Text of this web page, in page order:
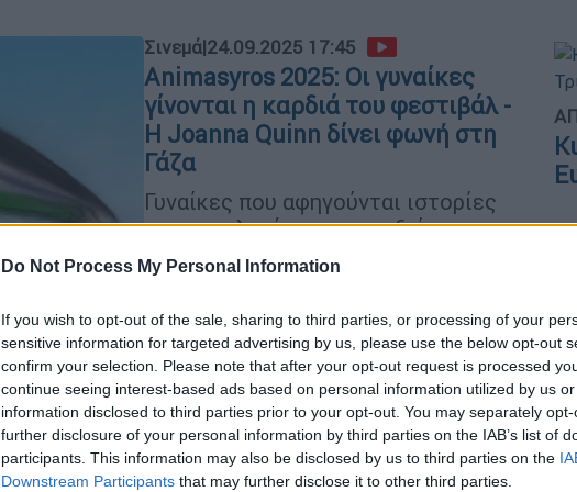
Do Not Process My Personal Information
If you wish to opt-out of the sale, sharing to third parties, or processing of your
sensitive information for targeted advertising by us, please use the below opt-out
confirm your selection. Please note that after your opt-out request is processed
continue seeing interest-based ads based on personal information utilized by us
information disclosed to third parties prior to your opt-out. You may separately
further disclosure of your personal information by third parties on the IAB’s list of
participants. This information may also be disclosed by us to third parties on the
Downstream Participants that may further disclose it to other third parties.
Σινεμά|24.09.2025 17:45
Animasyros 2025: Οι γυναίκες
γίνονται η καρδιά του φεστιβάλ -
Η Joanna Quinn δίνει φωνή στη
Γάζα
Γυναίκες που αφηγούνται ιστορίες
για τον πλανήτη, τη μοναξιά, τη
γυναικεία φύση και το μέλλον της
ανθρωπότητας βρίσκονται φέτος στο
κέντρο του Animasyros. Ένα
φεστιβάλ που ανοίγει νέους δρόμους
για το animation και τη θέση των
δημιουργών του
Πολιτισμός|02.07.2025 15:50